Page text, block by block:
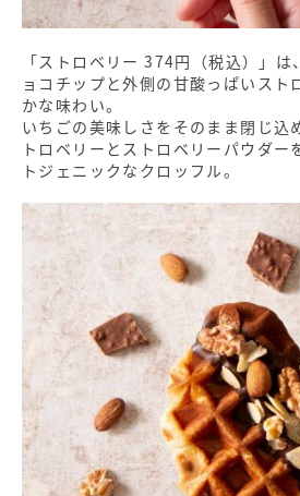
「ストロベリー 374円（税込）」
ョコチップと外側の甘酸っぱいスト
かな味わい。
いちごの美味しさをそのまま閉じ込
トロベリーとストロベリーパウダー
トジェニックなクロッフル。